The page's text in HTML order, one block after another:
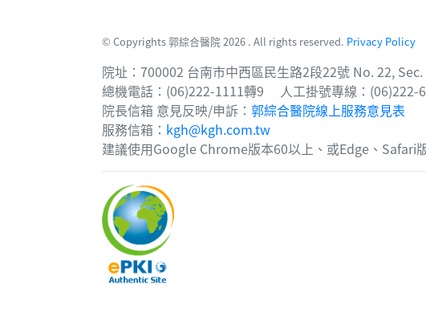
© Copyrights 郭綜合醫院 2026 . All rights reserved. Privacy Policy
院址：700002 台南市中西區民生路2段22號 No. 22,
總機電話：(06)222-1111轉9 人工掛號專線：
院長信箱 意見反映/申訴： 郭綜合醫院線上服務意見表
服務信箱： kgh@kgh.com.tw
建議使用Google Chrome版本60以上、或Edge、Safari